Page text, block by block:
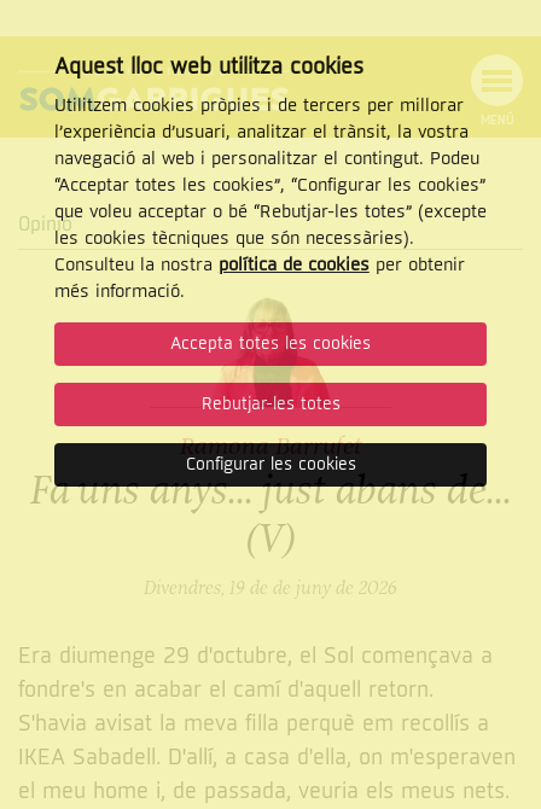
NAVEGACIÓ
MENÚ
Cercar
Opinió
Ramona Barrufet
Fa uns anys... just abans de...
(V)
Divendres, 19 de de juny de 2026
Era diumenge 29 d'octubre, el Sol començava a
fondre's en acabar el camí d'aquell retorn.
S'havia avisat la meva filla perquè em recollís a
IKEA Sabadell. D'allí, a casa d'ella, on m'esperaven
el meu home i, de passada, veuria els meus nets.
Aquest lloc web utilitza cookies
Utilitzem cookies pròpies i de tercers per millorar
l’experiència d’usuari, analitzar el trànsit, la vostra
navegació al web i personalitzar el contingut. Podeu
“Acceptar totes les cookies”, “Configurar les cookies”
que voleu acceptar o bé “Rebutjar-les totes” (excepte
les cookies tècniques que són necessàries).
Consulteu la nostra política de cookiesper obtenir
més informació.
Accepta totes les cookies
Rebutjar-les totes
Configurar les cookies